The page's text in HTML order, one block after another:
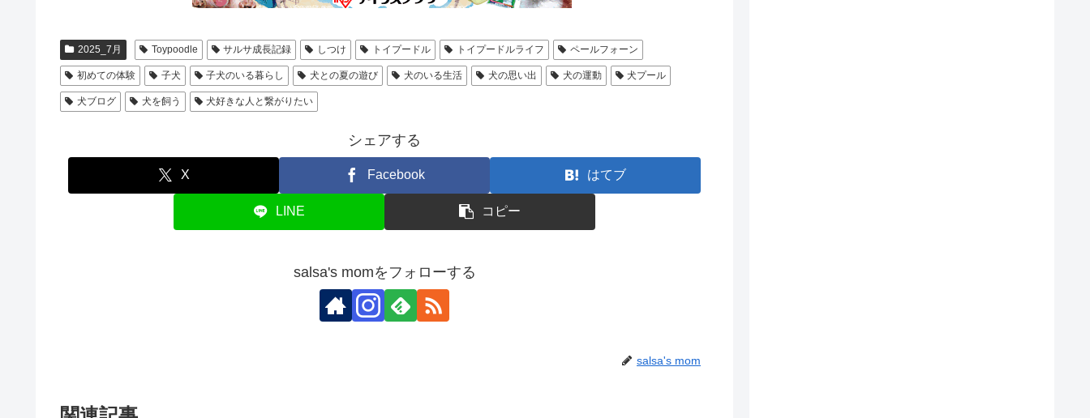
2025_7月 Toypoodle サルサ成長記録 しつけ トイプードル トイプードルライフ ペールフォーン
初めての体験 子犬 子犬のいる暮らし 犬との夏の遊び 犬のいる生活 犬の思い出 犬の運動 犬プール
犬ブログ 犬を飼う 犬好きな人と繋がりたい
シェアする
X Facebook はてブ
LINE コピー
salsa's momをフォローする
salsa's mom